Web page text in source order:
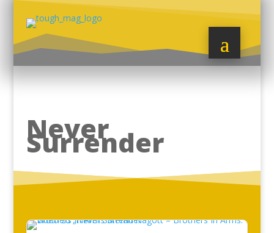
Never
Surrender